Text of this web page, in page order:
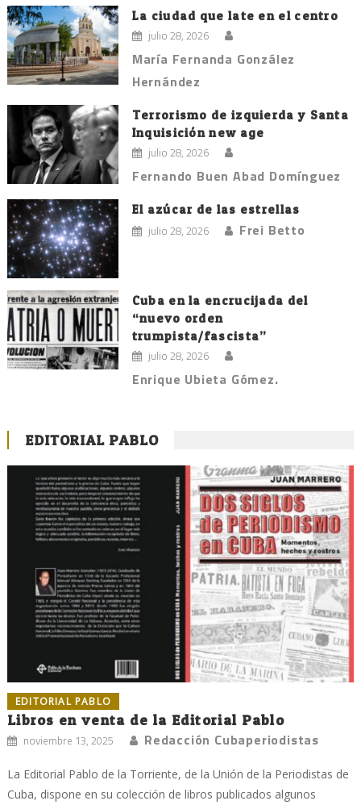
La ciudad que late en el centro
julio 28, 2026
María Fernanda González
Hernández
Terrorismo de izquierda y Santa
Inquisición new age
julio 28, 2026
Fernando Buen Abad Domínguez
El azúcar de las estrellas
julio 28, 2026 Frei Betto
Cuba en la encrucijada del
“nuevo orden
trumpista/fascista”
julio 28, 2026
Enrique Ubieta Gómez.
EDITORIAL PABLO
EDITORIAL PABLO
Libros en venta de la Editorial Pablo
noviembre 13, 2025 Redacción Cubaperiodistas
La Editorial Pablo de la Torriente, de la Unión de la Periodistas de
Cuba, dispone en su colección de libros publicados algunos